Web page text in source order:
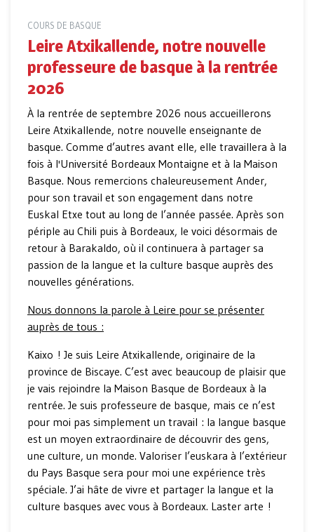
COURS DE BASQUE
Leire Atxikallende, notre nouvelle
professeure de basque à la rentrée
2026
À la rentrée de septembre 2026 nous accueillerons
Leire Atxikallende, notre nouvelle enseignante de
basque. Comme d’autres avant elle, elle travaillera à la
fois à l'Université Bordeaux Montaigne et à la Maison
Basque. Nous remercions chaleureusement Ander,
pour son travail et son engagement dans notre
Euskal Etxe tout au long de l’année passée. Après son
périple au Chili puis à Bordeaux, le voici désormais de
retour à Barakaldo, où il continuera à partager sa
passion de la langue et la culture basque auprès des
nouvelles générations.
Nous donnons la parole à Leire pour se présenter
auprès de tous :
Kaixo ! Je suis Leire Atxikallende, originaire de la
province de Biscaye. C’est avec beaucoup de plaisir que
je vais rejoindre la Maison Basque de Bordeaux à la
rentrée. Je suis professeure de basque, mais ce n’est
pour moi pas simplement un travail : la langue basque
est un moyen extraordinaire de découvrir des gens,
une culture, un monde. Valoriser l’euskara à l’extérieur
du Pays Basque sera pour moi une expérience très
spéciale. J’ai hâte de vivre et partager la langue et la
culture basques avec vous à Bordeaux. Laster arte !